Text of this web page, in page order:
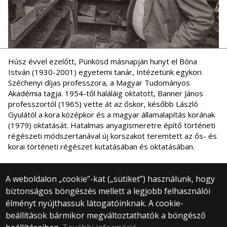
Húsz évvel ezelőtt, Pünkösd másnapján hunyt el Bóna
István (1930-2001) egyetemi tanár, Intézetünk egykori
Széchenyi díjas professzora, a Magyar Tudományos
Akadémia tagja. 1954-től haláláig oktatott, Banner János
professzortól (1965) vette át az őskor, később László
Gyulától a kora középkor és a magyar államalapítás korának
(1979) oktatását. Hatalmas anyagismeretre építő történeti
régészeti módszertanával új korszakot teremtett az ős- és
korai történeti régészet kutatásában és oktatásában.
A weboldalon „cookie”-kat („sütiket”) használunk, hogy
biztonságos böngészés mellett a legjobb felhasználói
élményt nyújthassuk látogatóinknak. A cookie-
beállítások bármikor megváltoztathatók a böngésző
© 2025 Eötvös Loránd Tudományegyetem
Minden jog fenntartva.
1053 Budapest, Egyetem tér 1–3.